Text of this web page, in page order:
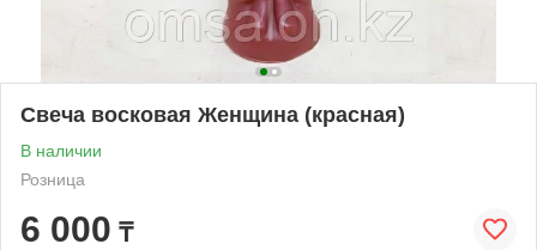
Свеча восковая Женщина (красная)
В наличии
Розница
6 000 ₸